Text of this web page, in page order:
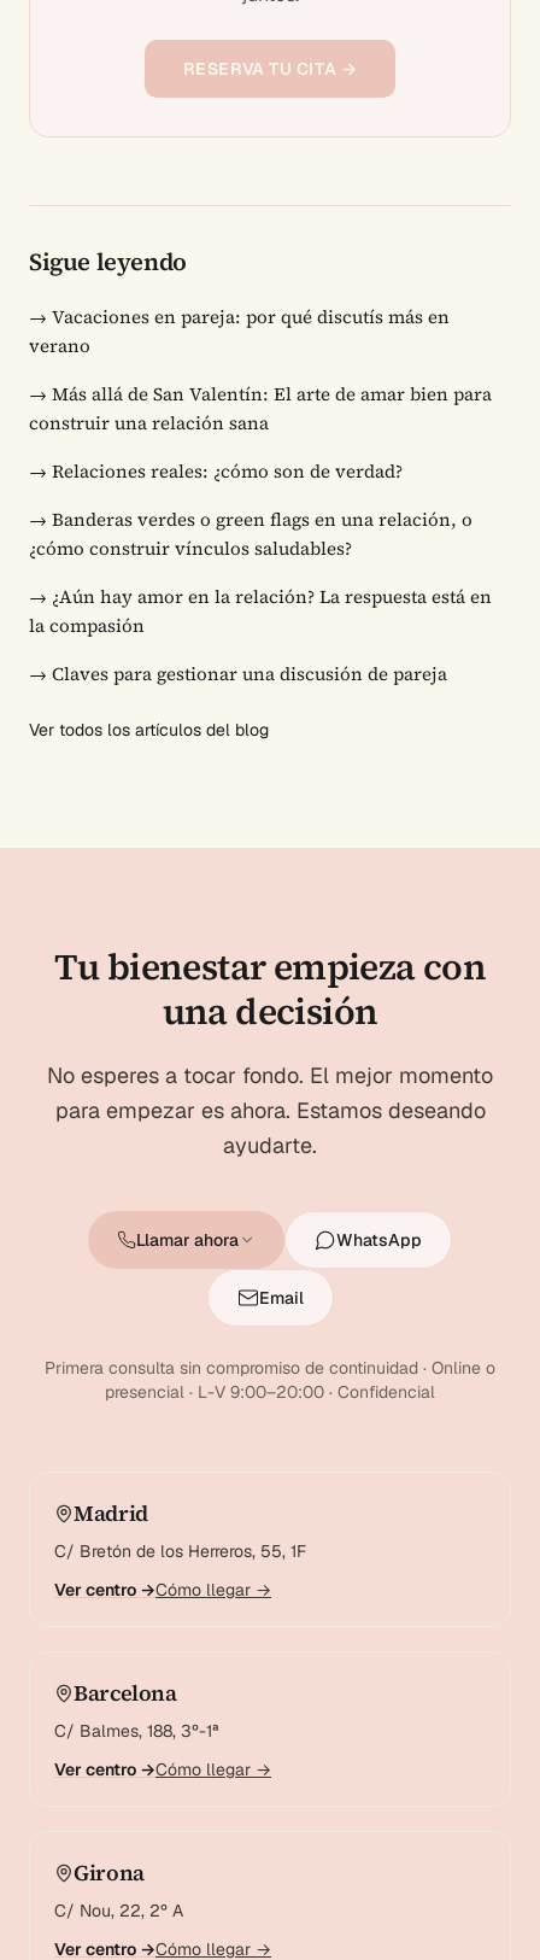
RESERVA TU CITA →
Sigue leyendo
→ Vacaciones en pareja: por qué discutís más en
verano
→ Más allá de San Valentín: El arte de amar bien para
construir una relación sana
→ Relaciones reales: ¿cómo son de verdad?
→ Banderas verdes o green flags en una relación, o
¿cómo construir vínculos saludables?
→ ¿Aún hay amor en la relación? La respuesta está en
la compasión
→ Claves para gestionar una discusión de pareja
Ver todos los artículos del blog
Tu bienestar empieza con
una decisión
No esperes a tocar fondo. El mejor momento
para empezar es ahora. Estamos deseando
ayudarte.
Llamar ahora WhatsApp
Email
Primera consulta sin compromiso de continuidad · Online o
presencial · L-V 9:00–20:00 · Confidencial
Madrid
C/ Bretón de los Herreros, 55, 1F
Ver centro →Cómo llegar →
Barcelona
C/ Balmes, 188, 3º-1ª
Ver centro →Cómo llegar →
Girona
C/ Nou, 22, 2º A
Ver centro →Cómo llegar →